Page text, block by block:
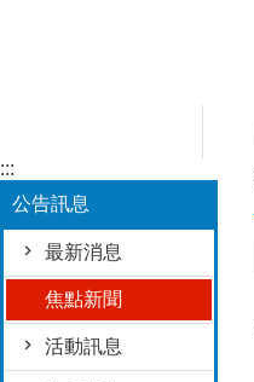
:::
公告訊息
最新消息
焦點新聞
活動訊息